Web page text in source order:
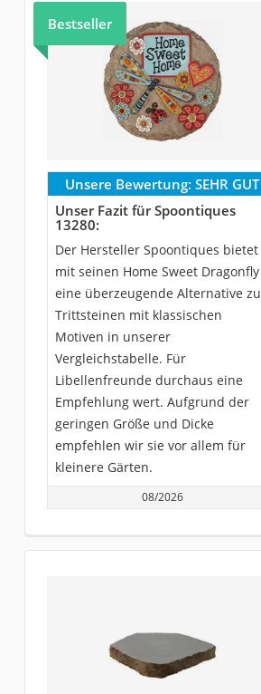
Bestseller
Unsere Bewertung: SEHR GUT
Unser Fazit für Spoontiques
13280:
Der Hersteller Spoontiques bietet
mit seinen Home Sweet Dragonfly
eine überzeugende Alternative zu
Trittsteinen mit klassischen
Motiven in unserer
Vergleichstabelle. Für
Libellenfreunde durchaus eine
Empfehlung wert. Aufgrund der
geringen Größe und Dicke
empfehlen wir sie vor allem für
kleinere Gärten.
08/2026